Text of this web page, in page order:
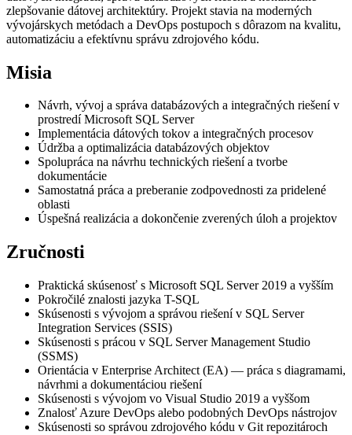
zlepšovanie dátovej architektúry. Projekt stavia na moderných
vývojárskych metódach a DevOps postupoch s dôrazom na kvalitu,
automatizáciu a efektívnu správu zdrojového kódu.
Misia
Návrh, vývoj a správa databázových a integračných riešení v
prostredí Microsoft SQL Server
Implementácia dátových tokov a integračných procesov
Údržba a optimalizácia databázových objektov
Spolupráca na návrhu technických riešení a tvorbe
dokumentácie
Samostatná práca a preberanie zodpovednosti za pridelené
oblasti
Úspešná realizácia a dokončenie zverených úloh a projektov
Zručnosti
Praktická skúsenosť s Microsoft SQL Server 2019 a vyšším
Pokročilé znalosti jazyka T-SQL
Skúsenosti s vývojom a správou riešení v SQL Server
Integration Services (SSIS)
Skúsenosti s prácou v SQL Server Management Studio
(SSMS)
Orientácia v Enterprise Architect (EA) — práca s diagramami,
návrhmi a dokumentáciou riešení
Skúsenosti s vývojom vo Visual Studio 2019 a vyššom
Znalosť Azure DevOps alebo podobných DevOps nástrojov
Skúsenosti so správou zdrojového kódu v Git repozitároch